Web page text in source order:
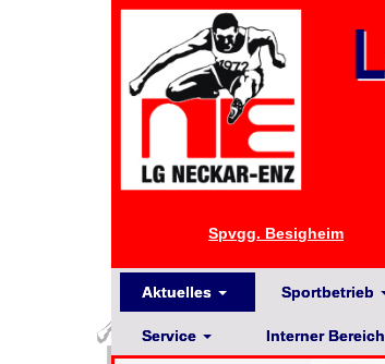
Spvgg. Besigheim
Aktuelles Sportbetrieb
Service Interner Bereich